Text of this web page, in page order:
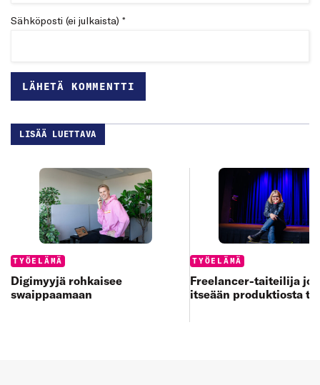
Sähköposti (ei julkaista) *
LISÄÄ LUETTAVA
Categories:
TYÖELÄMÄ
Digimyyjä rohkaisee
swaippaamaan
Categories:
TYÖELÄMÄ
Freelancer-taiteilija
itseään produktiosta